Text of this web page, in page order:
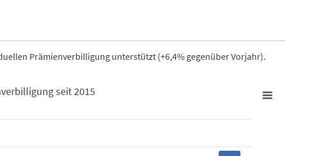
Prämienverbilligung unterstützt (+6,4% gegenüber Vorjahr).
seit 2015